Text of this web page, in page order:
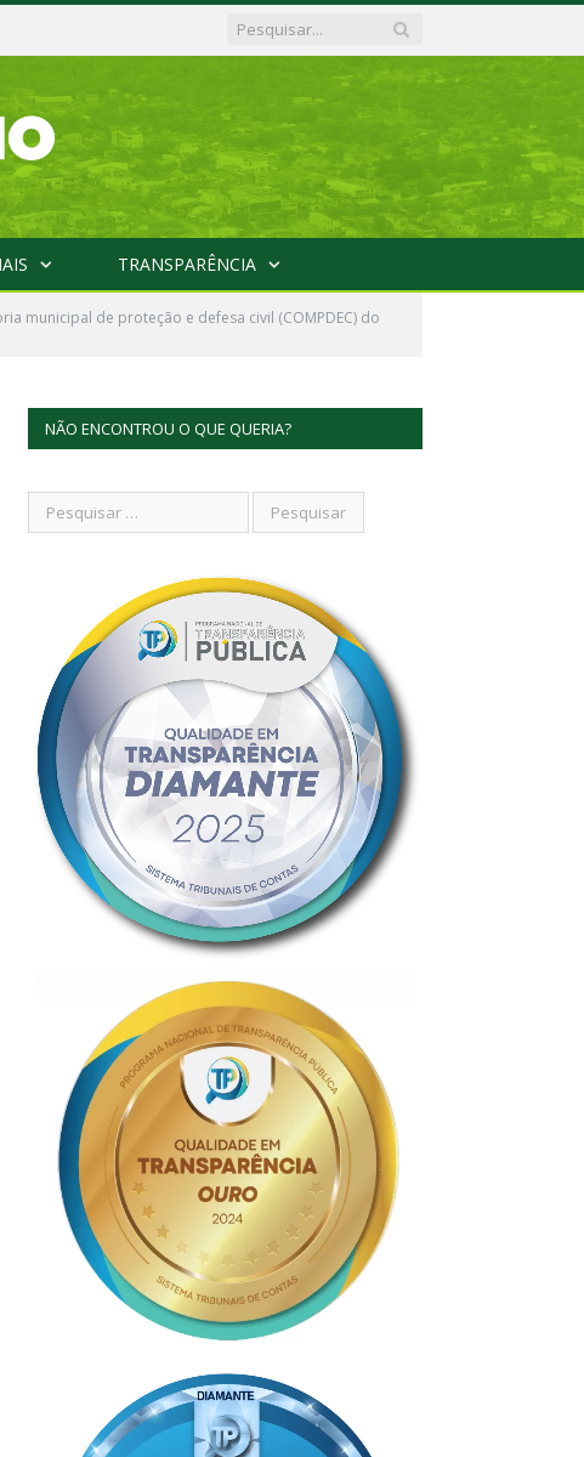
TRANSPARÊNCIA
municipal de proteção e defesa civil (COMPDEC) do
NÃO ENCONTROU O QUE QUERIA?